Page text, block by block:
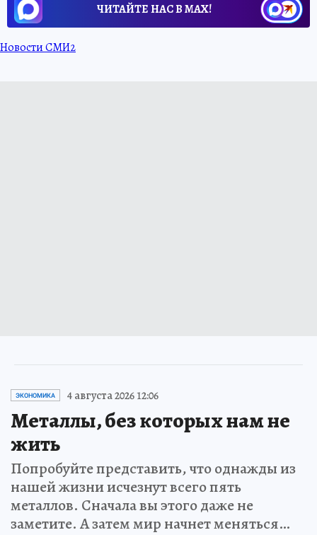
ЧИТАЙТЕ НАС В МАХ!
Новости СМИ2
ЭКОНОМИКА 4 августа 2026 12:06
Металлы, без которых нам не
жить
Попробуйте представить, что однажды из
нашей жизни исчезнут всего пять
металлов. Сначала вы этого даже не
заметите. А затем мир начнет меняться…